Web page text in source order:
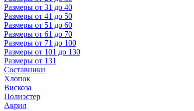
Размеры от 31 до 40
Размеры от 41 до 50
Размеры от 51 до 60
Размеры от 61 до 70
Размеры от 71 до 100
Размеры от 101 до 130
Размеры от 131
Составники
Хлопок
Вискоза
Полиэстер
Акрил